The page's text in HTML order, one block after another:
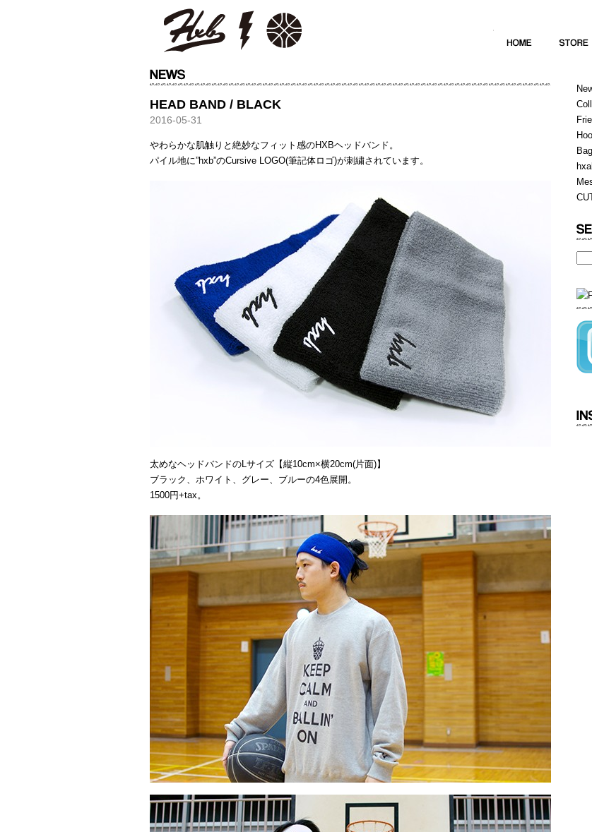
HEAD BAND / BLACK
2016-05-31
やわらかな肌触りと絶妙なフィット感のHXBヘッドバンド。
パイル地に”hxb”のCursive LOGO(筆記体ロゴ)が刺繍されています。
太めなヘッドバンドのLサイズ【縦10cm×横20cm(片面)】
ブラック、ホワイト、グレー、ブルーの4色展開。
1500円+tax。
Bag